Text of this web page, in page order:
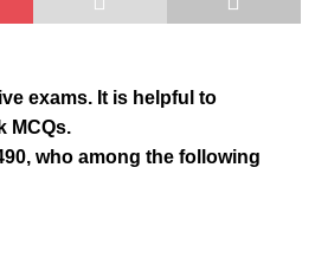
exams. It is helpful to
MCQs.
who among the following